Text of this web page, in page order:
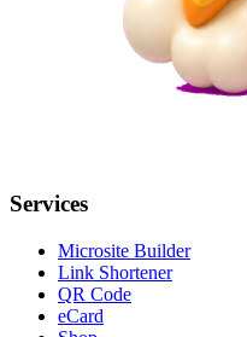
Services
Microsite Builder
Link Shortener
QR Code
eCard